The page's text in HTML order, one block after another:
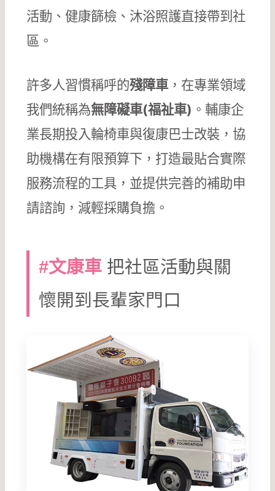
活動、健康篩檢、沐浴照護直接帶到社
區。
許多人習慣稱呼的殘障車，在專業領域
我們統稱為無障礙車(福祉車) 。輔康企
業長期投入輪椅車與復康巴士改裝，協
助機構在有限預算下，打造最貼合實際
服務流程的工具，並提供完善的補助申
請諮詢，減輕採購負擔。
#文康車 把社區活動與關
懷開到長輩家門口